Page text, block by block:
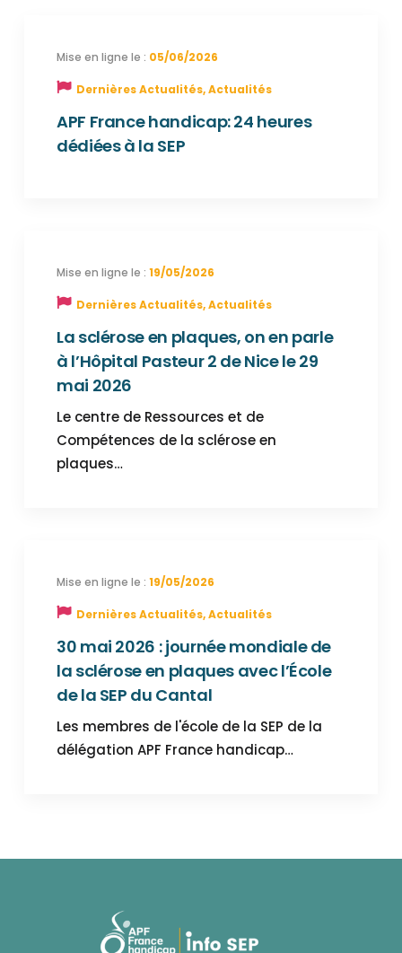
05/06/2026
Dernières Actualités,Actualités
APF France handicap: 24 heures
dédiées à la SEP
19/05/2026
Dernières Actualités,Actualités
La sclérose en plaques, on en parle
à l’Hôpital Pasteur 2 de Nice le 29
mai 2026
Le centre de Ressources et de
Compétences de la sclérose en
plaques…
19/05/2026
Dernières Actualités,Actualités
30 mai 2026 : journée mondiale de
la sclérose en plaques avec l’École
de la SEP du Cantal
Les membres de l'école de la SEP de la
délégation APF France handicap…